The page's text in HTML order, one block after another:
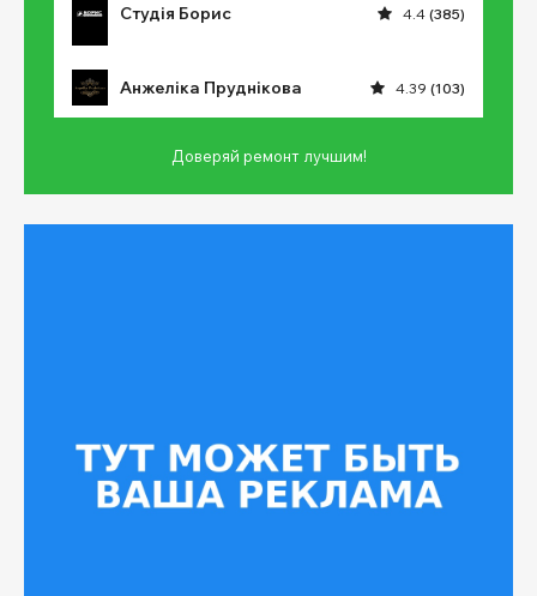
Студія Борис 4.4 (385)
Анжеліка Пруднікова 4.39 (103)
Доверяй ремонт лучшим!